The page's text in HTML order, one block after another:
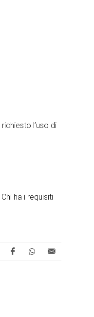
l’uso di
ha i requisiti